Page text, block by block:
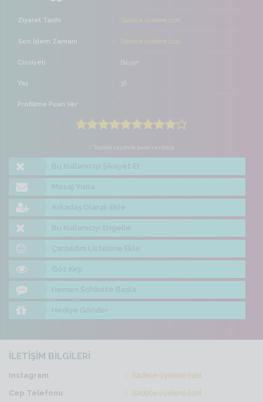
Ziyaret Tarihi Sadece üyelere özel
Son İşlem Zamanı Sadece üyelere özel
Cinsiyeti Bayan
Yaş 36
Profilime Puan Ver
/ Toplam 243 defa puan verilmiş
Bu Kullanıcıyı Şikayet Et
Mesaj Yolla
Arkadaş Olarak Ekle
Bu Kullanıcıyı Engelle
Çarpıldım Listesine Ekle
Göz Kırp
Hemen Sohbete Başla
Hediye Gönder
İLETİŞİM BİLGİLERİ
Instagram
Sadece üyelere özel
Cep Telefonu
Sadece üyelere özel